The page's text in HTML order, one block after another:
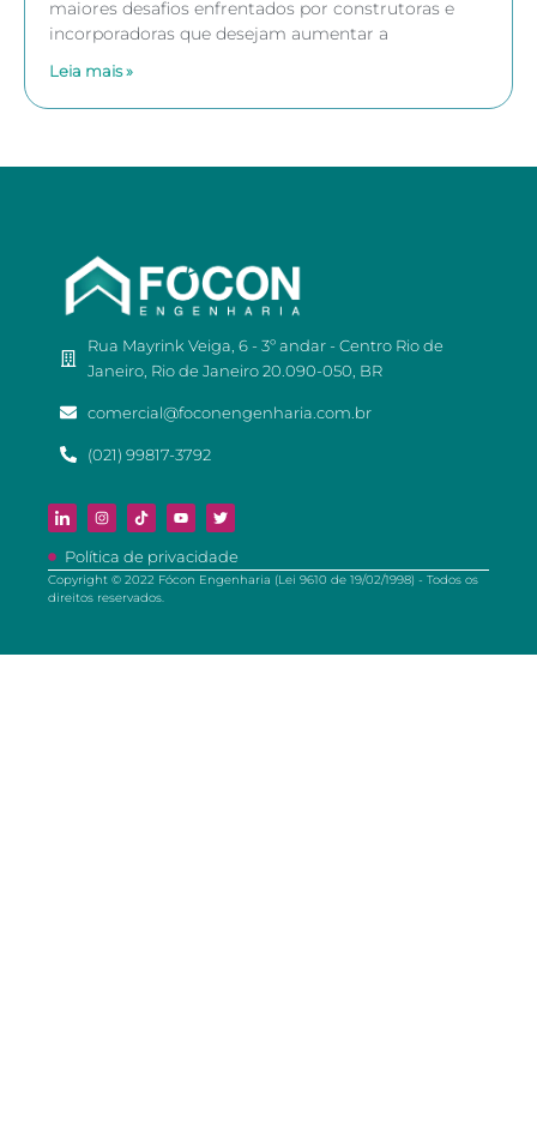
maiores desafios enfrentados por construtoras e
incorporadoras que desejam aumentar a
Leia mais »
Rua Mayrink Veiga, 6 - 3º andar - Centro Rio de
Janeiro, Rio de Janeiro 20.090-050, BR
comercial@foconengenharia.com.br
(021) 99817-3792
Política de privacidade
Copyright © 2022 Fócon Engenharia (Lei 9610 de 19/02/1998) - Todos os
direitos reservados.